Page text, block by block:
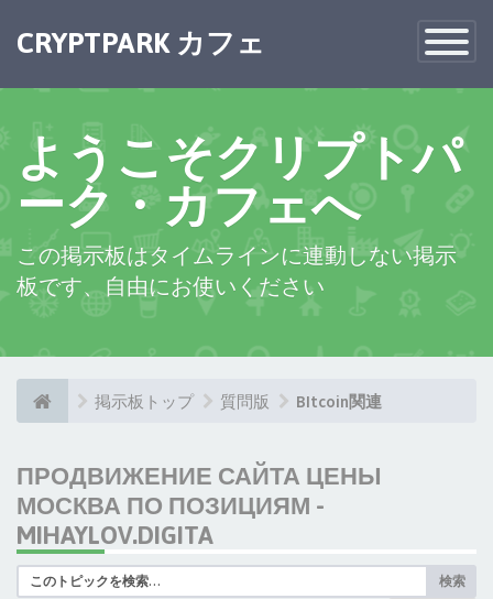
Toggle
CRYPTPARK カフェ
ようこそクリプトパ
ーク・カフェへ
この掲示板はタイムラインに連動しない掲示
板です、自由にお使いください
掲示板トップ 質問版 BItcoin関連
ПРОДВИЖЕНИЕ САЙТА ЦЕНЫ
МОСКВА ПО ПОЗИЦИЯМ -
MIHAYLOV.DIGITA
検索